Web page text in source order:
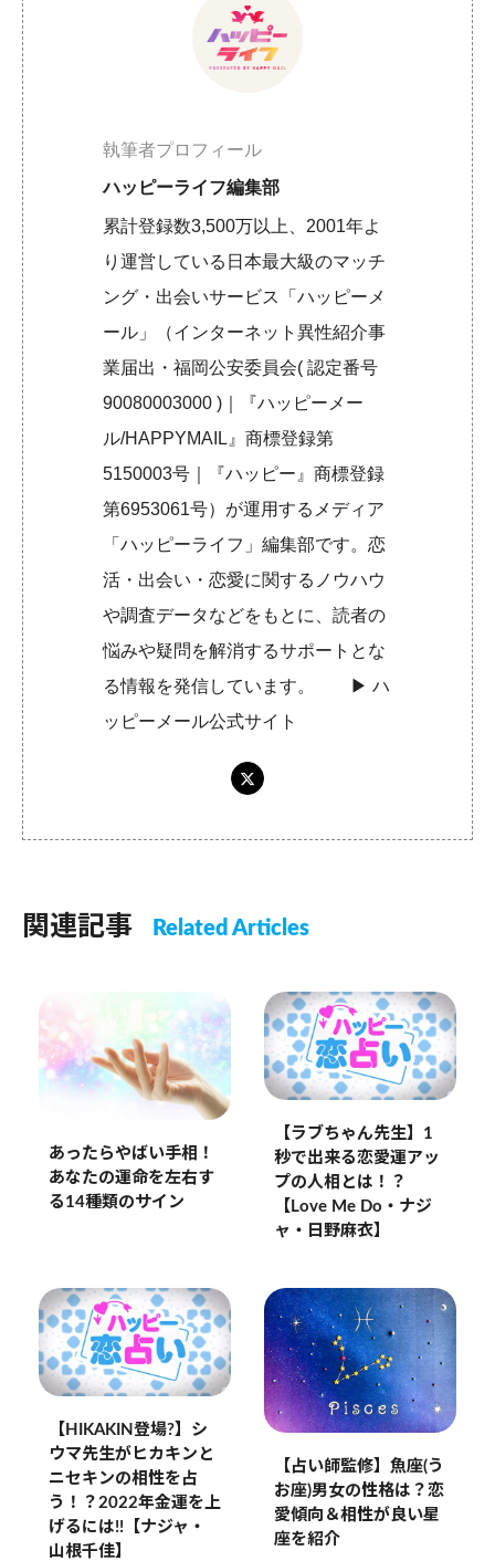
執筆者プロフィール
ハッピーライフ編集部
累計登録数3,500万以上、2001年よ
り運営している日本最大級のマッチ
ング・出会いサービス「ハッピーメ
ール」（インターネット異性紹介事
業届出・福岡公安委員会( 認定番号
90080003000 )｜『ハッピーメー
ル/HAPPYMAIL』商標登録第
5150003号｜『ハッピー』商標登録
第6953061号）が運用するメディア
「ハッピーライフ」編集部です。恋
活・出会い・恋愛に関するノウハウ
や調査データなどをもとに、読者の
悩みや疑問を解消するサポートとな
る情報を発信しています。 ▶︎ハ
ッピーメール公式サイト
関連記事 Related Articles
あったらやばい手相！
あなたの運命を左右す
る14種類のサイン
【ラブちゃん先生】1
秒で出来る恋愛運アッ
プの人相とは！？
【Love Me Do・ナジ
ャ・日野麻衣】
【HIKAKIN登場?】シ
ウマ先生がヒカキンと
ニセキンの相性を占
う！？2022年金運を上
げるには!!【ナジャ・
山根千佳】
【占い師監修】魚座(う
お座)男女の性格は？恋
愛傾向＆相性が良い星
座を紹介